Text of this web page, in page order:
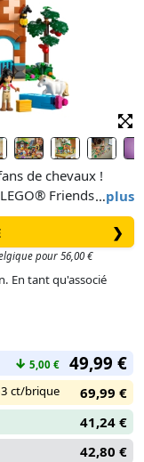
…plus
de chevaux !
Friends
histoires
inclut un ranch,
charrette, 2 mini-
et de
d’histoires
nourrir les 3
charrette et dans
un espace de vie
de l’écurie où
fan de chevaux !
❯
pour 56,00 €
En tant qu'associé
↓ 5,00 € 49,99 €
ct/brique
69,99 €
41,24 €
42,80 €